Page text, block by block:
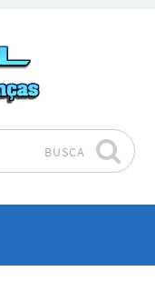
BUSCA